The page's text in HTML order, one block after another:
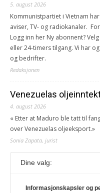
5. august 2026
Kommunistpartiet i Vietnam
aviser, TV- og radiokanaler.
Logg inn her Ny abonnent?
eller 24-timers tilgang. Vi har
og bedrifter.
Redaksjonen
Venezuelas
4. august 2026
« Etter at Maduro ble tatt til
over Venezuelas oljeeksport.»
Sonia Zapata, jurist
117,8 millioner er på
1. august 2026
Dine valg:
Informasjonskapsler og